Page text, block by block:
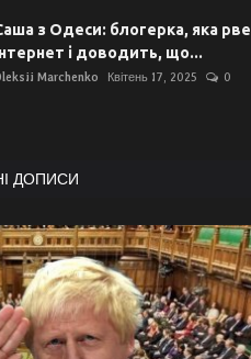
з Одеси: блогерка, яка рве
і доводить, що...
Marchenko Квітень 17, 2025 0
ДОПИСИ